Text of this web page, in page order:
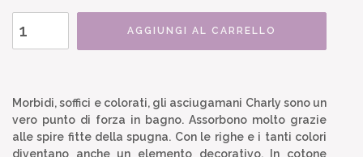
AGGIUNGI AL CARRELLO
Morbidi, soffici e colorati, gli asciugamani Charly sono un
vero punto di forza in bagno. Assorbono molto grazie
alle spire fitte della spugna. Con le righe e i tanti colori
diventano anche un elemento decorativo. In cotone